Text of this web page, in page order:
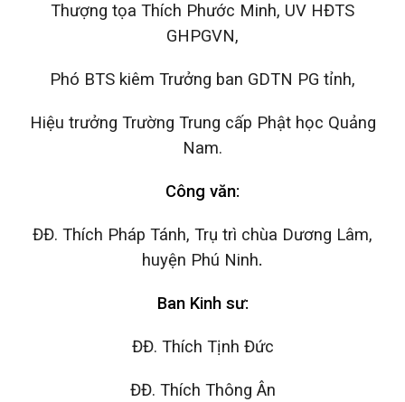
Thượng tọa Thích Phước Minh, UV HĐTS
GHPGVN,
Phó BTS kiêm Trưởng ban GDTN PG tỉnh,
Hiệu trưởng Trường Trung cấp Phật học Quảng
Nam.
Công văn:
ĐĐ. Thích Pháp Tánh, Trụ trì chùa Dương Lâm,
huyện Phú Ninh.
Ban Kinh sư:
ĐĐ. Thích Tịnh Đức
ĐĐ. Thích Thông Ân